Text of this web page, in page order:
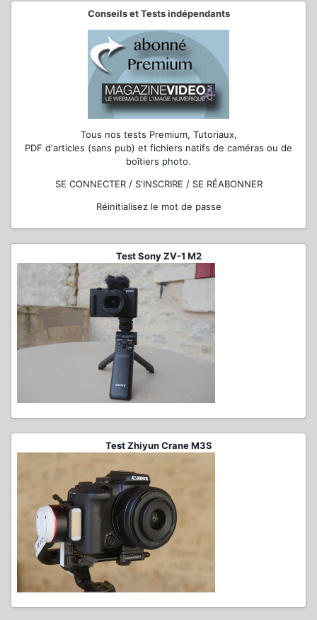
Conseils et Tests indépendants
Tous nos tests Premium, Tutoriaux,
PDF d'articles (sans pub) et fichiers natifs de caméras ou de
boîtiers photo.
SE CONNECTER / S'INSCRIRE / SE RÉABONNER
Réinitialisez le mot de passe
Test Sony ZV-1 M2
Test Zhiyun Crane M3S